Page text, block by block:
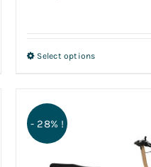
Select options
- 28% !